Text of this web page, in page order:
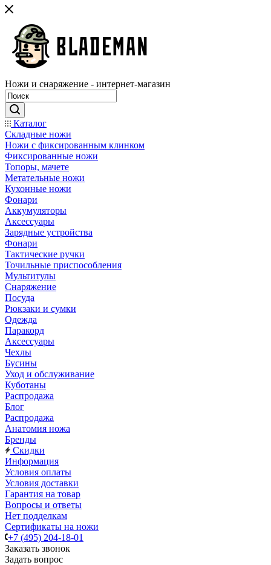
Ножи и снаряжение - интернет-магазин
Каталог
Складные ножи
Ножи с фиксированным клинком
Фиксированные ножи
Топоры, мачете
Метательные ножи
Кухонные ножи
Фонари
Аккумуляторы
Аксессуары
Зарядные устройства
Фонари
Тактические ручки
Точильные приспособления
Мультитулы
Снаряжение
Посуда
Рюкзаки и сумки
Одежда
Паракорд
Аксессуары
Чехлы
Бусины
Уход и обслуживание
Куботаны
Распродажа
Блог
Распродажа
Анатомия ножа
Бренды
Скидки
Информация
Условия оплаты
Условия доставки
Гарантия на товар
Вопросы и ответы
Нет подделкам
Сертификаты на ножи
+7 (495) 204-18-01
Заказать звонок
Задать вопрос